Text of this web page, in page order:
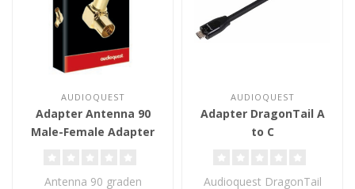
AUDIOQUEST
Adapter Antenna 90
Male-Female Adapter
Antenna 90 graden
AUDIOQUEST
Adapter DragonTail A
to C
Audioquest DragonTail